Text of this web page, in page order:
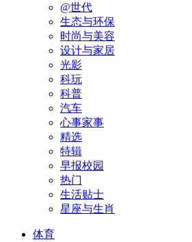
@世代
生态与环保
时尚与美容
设计与家居
光影
科玩
科普
汽车
心事家事
精选
特辑
早报校园
热门
生活贴士
星座与生肖
体育